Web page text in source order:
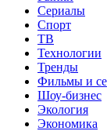
Сериалы
Спорт
ТВ
Технологии
Тренды
Фильмы и
Шоу-бизнес
Экология
Экономика